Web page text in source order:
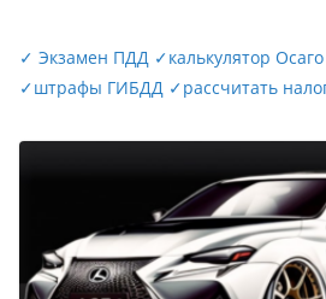
✓ Экзамен ПДД ✓калькулятор Осаго
✓штрафы ГИБДД ✓рассчитать